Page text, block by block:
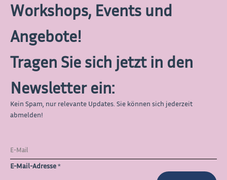
Workshops, Events und
Angebote!
Tragen Sie sich jetzt in den
Newsletter ein:
Kein Spam, nur relevante Updates. Sie können sich jederzeit
abmelden!
E-Mail-Adresse*